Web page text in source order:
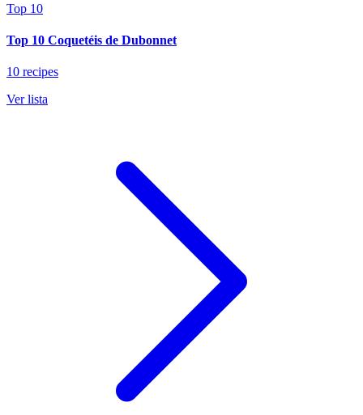
Top 10
Top 10 Coquetéis de Dubonnet
10 recipes
Ver lista